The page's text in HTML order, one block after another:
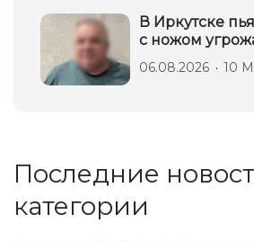
В Иркутске
с ножом
06.08.2026 10
Последние
категории